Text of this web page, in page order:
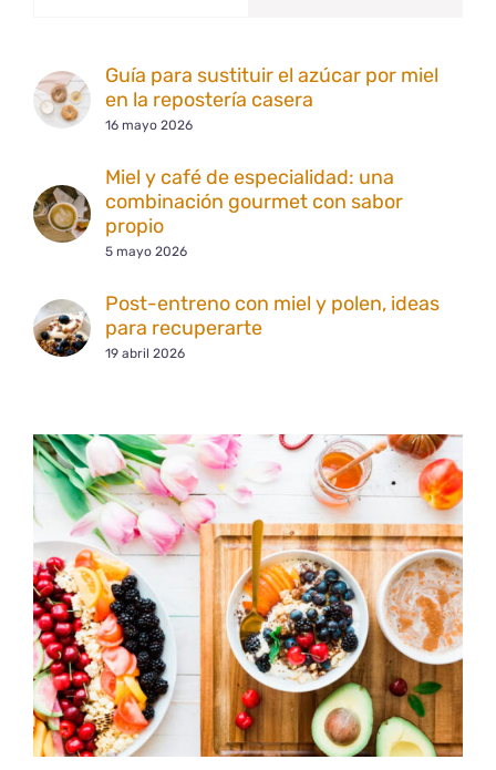
Guía para sustituir el azúcar por miel
en la repostería casera
16 mayo 2026
Miel y café de especialidad: una
combinación gourmet con sabor
propio
5 mayo 2026
Post-entreno con miel y polen, ideas
para recuperarte
19 abril 2026